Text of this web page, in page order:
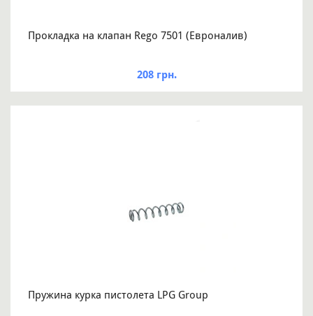
Прокладка на клапан Rego 7501 (Евроналив)
208 грн.
Пружина курка пистолета LPG Group